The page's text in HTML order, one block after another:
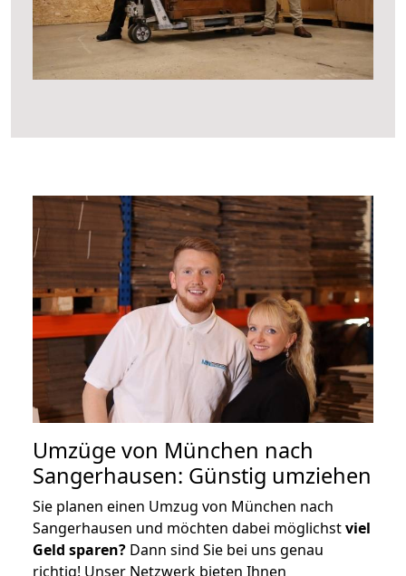
Umzüge von München nach
Sangerhausen: Günstig umziehen
Sie planen einen Umzug von München nach
Sangerhausen und möchten dabei möglichstviel
Geld sparen? Dann sind Sie bei uns genau
richtig! Unser Netzwerk bieten Ihnen